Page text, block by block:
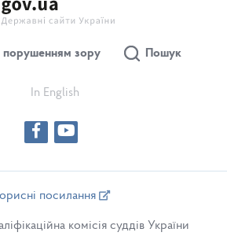
зору Пошук
In English
посилання
комісія суддів України